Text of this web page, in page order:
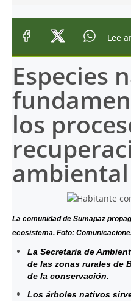
Lee
Especies
los
ambiental
La comunidad de Sumapaz
ecosistema. Foto:
La Secretaría de
de las zonas rurales de
de la conservación.
Los árboles nativos